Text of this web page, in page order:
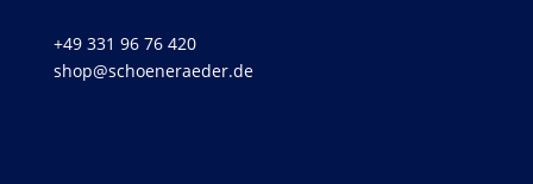
+49 331 96 76 420
shop@schoeneraeder.de